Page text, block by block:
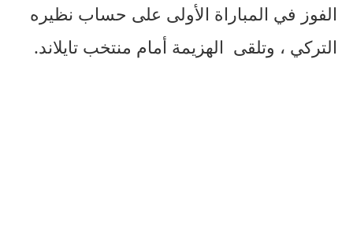
الفوز في المباراة الأولى على حساب نظيره
التركي ، وتلقى الهزيمة أمام منتخب تايلاند.